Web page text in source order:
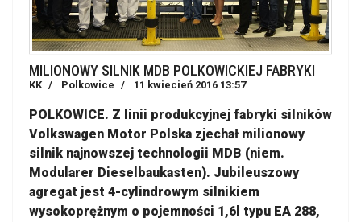
MILIONOWY SILNIK MDB POLKOWICKIEJ FABRYKI
KK Polkowice 11 kwiecień 2016 13:57
POLKOWICE. Z linii produkcyjnej fabryki silników
Volkswagen Motor Polska zjechał milionowy
silnik najnowszej technologii MDB (niem.
Modularer Dieselbaukasten). Jubileuszowy
agregat jest 4-cylindrowym silnikiem
wysokoprężnym o pojemności 1,6l typu EA 288,